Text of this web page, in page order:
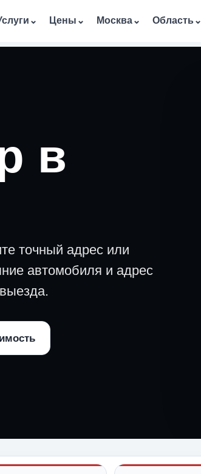
⌄ Цены ⌄ Москва⌄ Область ⌄
в
точный адрес или
автомобиля и адрес